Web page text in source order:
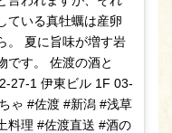
ている真牡蠣は産卵
。 夏に旨味が増す岩
です。 佐渡の酒と
27-1 伊東ビル 1F 03-
ゃ #佐渡 #新潟 #浅草
料理 #佐渡直送 #酒の